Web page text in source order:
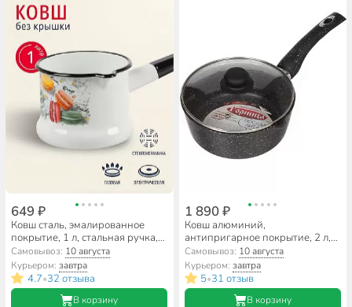
649 ₽
Ковш сталь, эмалированное
покрытие, 1 л, стальная ручка,
индукция, Керченский
металлургический завод,
Цветное печенье, 90104-072/4,
белый
Самовывоз: 10 августа
Курьером:завтра
4.7•32 отзыва
В корзину
1 890 ₽
Ковш алюминий,
антипригарное покрытие, 2 л,
крышка стекло, бакелитовая
ручка, Горница, Гранит,
кш2011аг
Самовывоз: 10 августа
Курьером: завтра
5•31 отзыв
В корзину